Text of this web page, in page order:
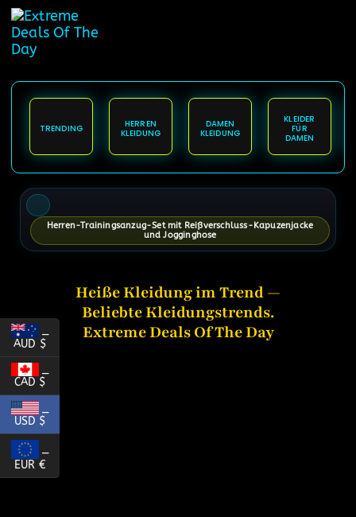
springen
TRENDING
HERREN
KLEIDUNG
DAMEN
KLEIDUNG
KLEIDER
FÜR
DAMEN
Herren-Trainingsanzug-Set mit Reißverschluss-Kapuzenjacke
und Jogginghose
Heiße Kleidung im Trend —
Beliebte Kleidungstrends.
Extreme Deals Of The Day
AUD $
CAD $
_
USD $
EUR €